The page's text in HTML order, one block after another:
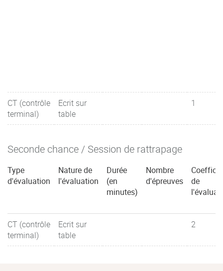
CT (contrôle
terminal)
Ecrit sur
table
1
Seconde chance / Session de rattrapage
Type
d'évaluation
Nature de
l'évaluation
Durée
(en
minutes)
Nombre
d'épreuves
de
CT (contrôle
terminal)
Ecrit sur
table
2